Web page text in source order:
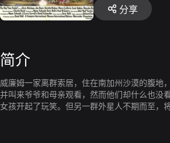
分享
简介
威廉姆一家离群索居，住在南加州沙漠的腹地
并叫来爷爷和母亲观看，然而他们却什么也没
女孩开起了玩笑。但另一群外星人不期而至，